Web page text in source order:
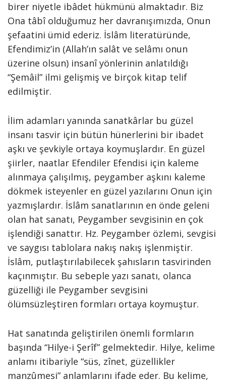
birer niyetle ibâdet hükmünü almaktadır. Biz
Ona tâbî olduğumuz her davranışımızda, Onun
şefaatini ümid ederiz. İslâm literatüründe,
Efendimiz’in (Allah’ın salât ve selâmı onun
üzerine olsun) insanî yönlerinin anlatıldığı
“Şemâil” ilmi gelişmiş ve birçok kitap telif
edilmiştir.
İlim adamları yanında sanatkârlar bu güzel
insanı tasvir için bütün hünerlerini bir ibadet
aşkı ve şevkiyle ortaya koymuşlardır. En güzel
şiirler, naatlar Efendiler Efendisi için kaleme
alınmaya çalışılmış, peygamber aşkını kaleme
dökmek isteyenler en güzel yazılarını Onun için
yazmışlardır. İslâm sanatlarının en önde geleni
olan hat sanatı, Peygamber sevgisinin en çok
işlendiği sanattır. Hz. Peygamber özlemi, sevgisi
ve saygısı tablolara nakış nakış işlenmiştir.
İslâm, putlaştırılabilecek şahısların tasvirinden
kaçınmıştır. Bu sebeple yazı sanatı, olanca
güzelliği ile Peygamber sevgisini
ölümsüzleştiren formları ortaya koymuştur.
Hat sanatında geliştirilen önemli formların
başında “Hilye-i Şerîf” gelmektedir. Hilye, kelime
anlamı itibariyle “süs, zînet, güzellikler
manzûmesi” anlamlarını ifade eder. Bu kelime,